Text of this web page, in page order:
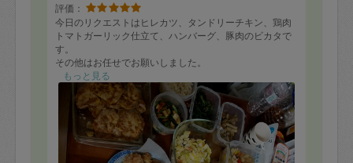
評価：
今日のリクエストはヒレカツ、タンドリーチキン、鶏肉
トマトガーリック仕立て、ハンバーグ、豚肉のビカタで
す。
その他はお任せでお願いしました。
お弁当の一品にもできる主食メインがいいと家族と話し
たのでこういう形になりました。。
前品19品作って頂きました。
作業中、私は通院でしたので、家族が家にいました。
今日は全員そろっていたので、お昼に出来立てをつまん
でしまったので、少し量が減っています。でも、美味し
く頂きました。
もっと見る